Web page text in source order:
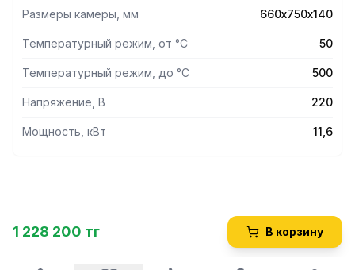
Размеры камеры, мм 660х750х140
Температурный режим, от °С 50
Температурный режим, до °С 500
Напряжение, В 220
Мощность, кВт 11,6
1 228 200 тг В корзину